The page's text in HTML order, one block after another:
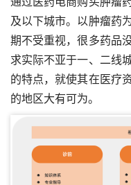
及以下城市。以肿瘤药
期不受重视，很多药品
求实际不亚于一、二线
的特点，就使其在医疗
的地区大有可为。